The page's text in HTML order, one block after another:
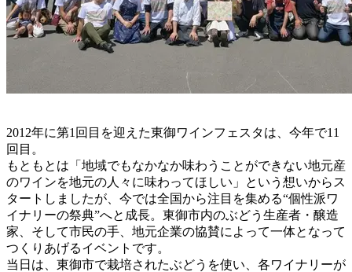
2012年に第1回目を迎えた東御ワインフェスタは、今年で11
回目。
もともとは「地域でもなかなか味わうことができない地元産
のワインを地元の人々に味わってほしい」という想いからス
タートしましたが、今では全国から注目を集める“個性派ワ
イナリーの祭典”へと成長。東御市内のぶどう生産者・醸造
家、そして市民の手、地元企業の協賛によって一体となって
つくりあげるイベントです。
当日は、東御市で栽培されたぶどうを使い、各ワイナリーが